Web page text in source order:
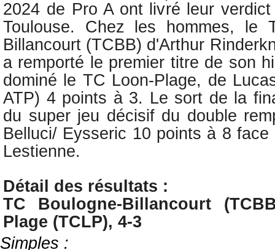
2024 de Pro A ont livré leur
Toulouse. Chez les hommes, le
Billancourt (TCBB) d'Arthur
a remporté le premier titre de son
dominé le TC Loon-Plage, de
ATP) 4 points à 3. Le sort de la
du super jeu décisif du double
Belluci/ Eysseric 10 points à 8
Lestienne.
Détail des résultats :
TC Boulogne-Billancourt
Plage (TCLP), 4-3
Simples :